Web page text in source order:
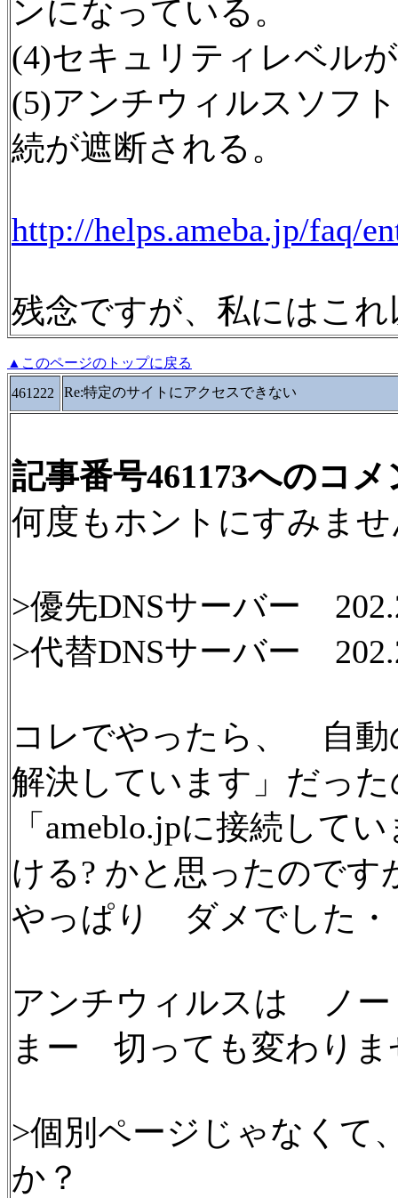
ンになっている。
(4)セキュリティレベル
(5)アンチウィルスソフ
続が遮断される。
http://helps.ameba.jp/faq/
残念ですが、私にはこ
▲このページのトップに戻る
461222
Re:特定のサイトにアクセスできない
記事番号461173へのコメ
何度もホントにすみま
>優先DNSサーバー
>代替DNSサーバー
コレでやったら、 自動
解決しています」だっ
「ameblo.jpに接続し
ける? かと思ったのです
やっぱり ダメでした・
アンチウィルスは ノー
まー 切っても変わりま
>個別ページじゃなくて
か？